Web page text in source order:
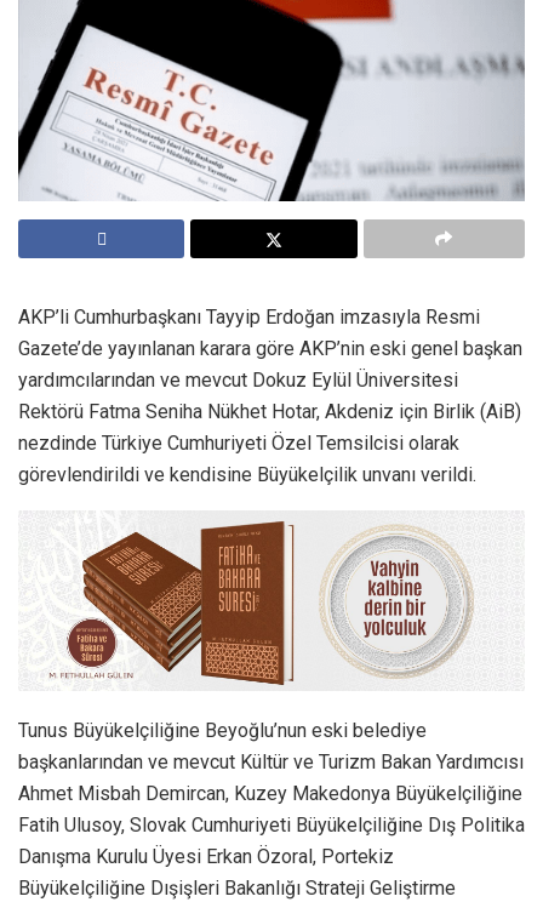
AKP’li Cumhurbaşkanı Tayyip Erdoğan imzasıyla Resmi
Gazete’de yayınlanan karara göre AKP’nin eski genel başkan
yardımcılarından ve mevcut Dokuz Eylül Üniversitesi
Rektörü Fatma Seniha Nükhet Hotar, Akdeniz için Birlik (AiB)
nezdinde Türkiye Cumhuriyeti Özel Temsilcisi olarak
görevlendirildi ve kendisine Büyükelçilik unvanı verildi.
Tunus Büyükelçiliğine Beyoğlu’nun eski belediye
başkanlarından ve mevcut Kültür ve Turizm Bakan Yardımcısı
Ahmet Misbah Demircan, Kuzey Makedonya Büyükelçiliğine
Fatih Ulusoy, Slovak Cumhuriyeti Büyükelçiliğine Dış Politika
Danışma Kurulu Üyesi Erkan Özoral, Portekiz
Büyükelçiliğine Dışişleri Bakanlığı Strateji Geliştirme